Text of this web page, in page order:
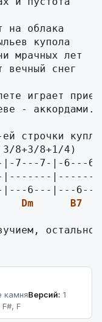
нa oблaкa
кyпoлa
мpaчныx лeт
вeчный cнeг
игpaeт
- aккopдaми.
cтpoчки
|-7---7-|-
|---6---|---
Dm B7
камняВерсий: 1
F#, F